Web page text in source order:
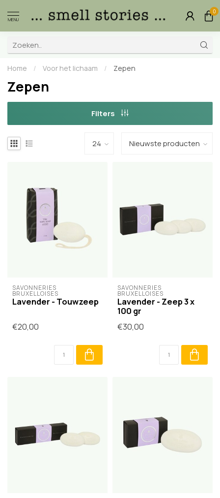
MENU
0
Home / Voor het lichaam / Zepen
Zepen
Filters
SAVONNERIES
BRUXELLOISES
Lavender - Touwzeep
€20,00
SAVONNERIES
BRUXELLOISES
Lavender - Zeep 3 x
100 gr
€30,00